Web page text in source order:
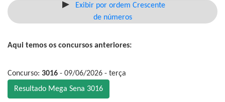
Exibir por ordem Crescente
de números
Aqui temos os concursos anteriores:
Concurso: 3016 - 09/06/2026 - terça
Resultado Mega Sena 3016